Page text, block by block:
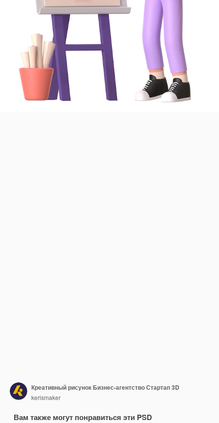
Креативный рисунок Бизнес-агентство Стартап 3D
kerismaker
Вам также могут понравиться эти PSD